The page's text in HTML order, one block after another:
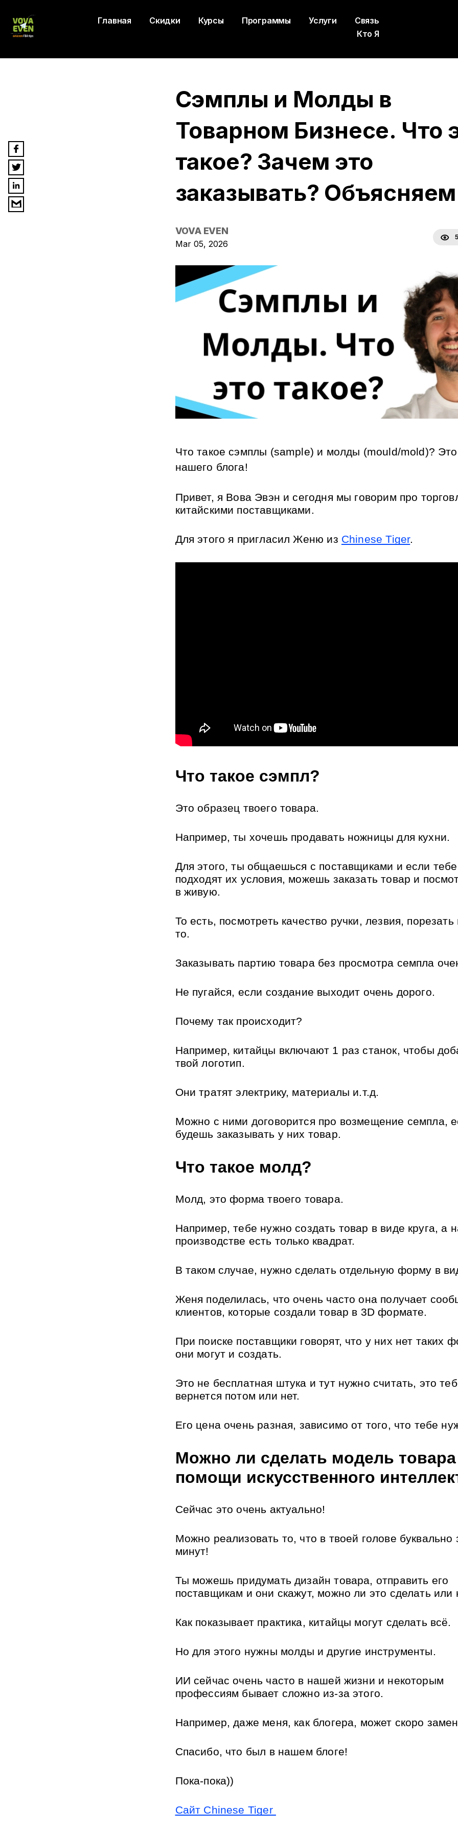
Главная Скидки Курсы Программы Услуги
Связь
Кто Я
Сэмплы и Молды в
Товарном Бизнесе. Что
такое? Зачем это
заказывать?
VOVA EVEN
Mar 05, 2026
Что такое сэмплы (sample) и молды (mould/mold)?
нашего блога!
Привет, я Вова Эвэн и сегодня мы говорим про
китайскими поставщиками.
Для этого я пригласил Женю из Chinese Tiger.
Что такое сэмпл?
Это образец твоего товара.
Например, ты хочешь продавать ножницы для кухни.
Для этого, ты общаешься с поставщиками и если тебе
подходят их условия, можешь заказать товар и
в живую.
То есть, посмотреть качество ручки, лезвия,
то.
Заказывать партию товара без просмотра семпла
Не пугайся, если создание выходит очень дорого.
Почему так происходит?
Например, китайцы включают 1 раз станок, чтобы
твой логотип.
Они тратят электрику, материалы и.т.д.
Можно с ними договорится про возмещение семпла,
будешь заказывать у них товар.
Что такое молд?
Молд, это форма твоего товара.
Например, тебе нужно создать товар в виде круга, а
производстве есть только квадрат.
В таком случае, нужно сделать отдельную форму в
Женя поделилась, что очень часто она получает
клиентов, которые создали товар в 3D формате.
При поиске поставщики говорят, что у них нет таких
они могут и создать.
Это не бесплатная штука и тут нужно считать, это
вернется потом или нет.
Его цена очень разная, зависимо от того, что тебе
Можно ли сделать модель
помощи искусственного
Сейчас это очень актуально!
Можно реализовать то, что в твоей голове буквально
минут!
Ты можешь придумать дизайн товара, отправить его
поставщикам и они скажут, можно ли это сделать или
Как показывает практика, китайцы могут сделать всё.
Но для этого нужны молды и другие инструменты.
ИИ сейчас очень часто в нашей жизни и некоторым
профессиям бывает сложно из-за этого.
Например, даже меня, как блогера, может скоро
Спасибо, что был в нашем блоге!
Пока-пока))
Сайт Chinese Tiger